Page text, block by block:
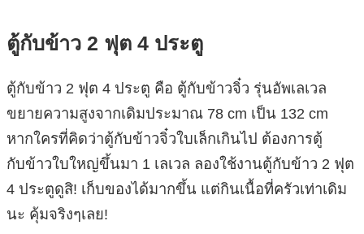
ตู้กับข้าว 2 ฟุต 4 ประตู
ตู้กับข้าว 2 ฟุต 4 ประตู คือ ตู้กับข้าวจิ๋ว รุ่นอัพเลเวล
ขยายความสูงจากเดิมประมาณ 78 cm เป็น 132 cm
หากใครที่คิดว่าตู้กับข้าวจิ๋วใบเล็กเกินไป ต้องการตู้
กับข้าวใบใหญ่ขึ้นมา 1 เลเวล ลองใช้งานตู้กับข้าว 2 ฟุต
4 ประตูดูสิ! เก็บของได้มากขึ้น แต่กินเนื้อที่ครัวเท่าเดิม
นะ คุ้มจริงๆเลย!